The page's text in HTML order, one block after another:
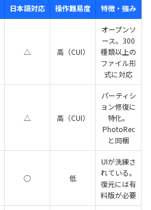
日本語対応 操作難易度 特徴・強み
△ 高（CUI）
オープンソ
ース。300
種類以上の
ファイル形
式に対応
△ 高（CUI）
パーティシ
ョン修復に
特化。
PhotoRec
と同梱
○ 低
UIが洗練さ
れている。
復元には有
料版が必要